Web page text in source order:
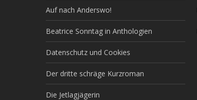
Auf nach Anderswo!
Beatrice Sonntag in Anthologien
Datenschutz und Cookies
Der dritte schräge Kurzroman
Die Jetlagjägerin